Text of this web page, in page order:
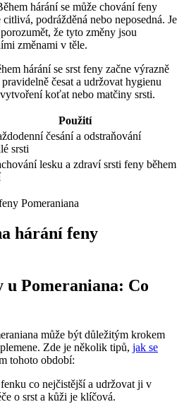
hárání se může‌ chování feny
podrážděná nebo neposedná. Je
že tyto změny​ jsou
změnami v těle.
hárání se srst feny začne výrazně
česat a udržovat hygienu
koťat nebo matčiny srsti.
Použití
česání a odstraňování
srsti
lesku a zdraví srsti ‌feny během
hárání feny
u Pomeraniana: Co​
může být důležitým⁤ krokem
Zde je několik ​tipů, jak se
tohoto období:
co nejčistější a ‍udržovat ji v
⁤o srst a kůži je klíčová.